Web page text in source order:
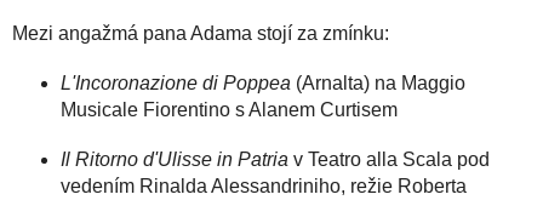
Mezi angažmá pana Adama stojí za zmínku:
L'Incoronazione di Poppea (Arnalta) na Maggio
Musicale Fiorentino s Alanem Curtisem
Il Ritorno d'Ulisse in Patria v Teatro alla Scala pod
vedením Rinalda Alessandriniho, režie Roberta